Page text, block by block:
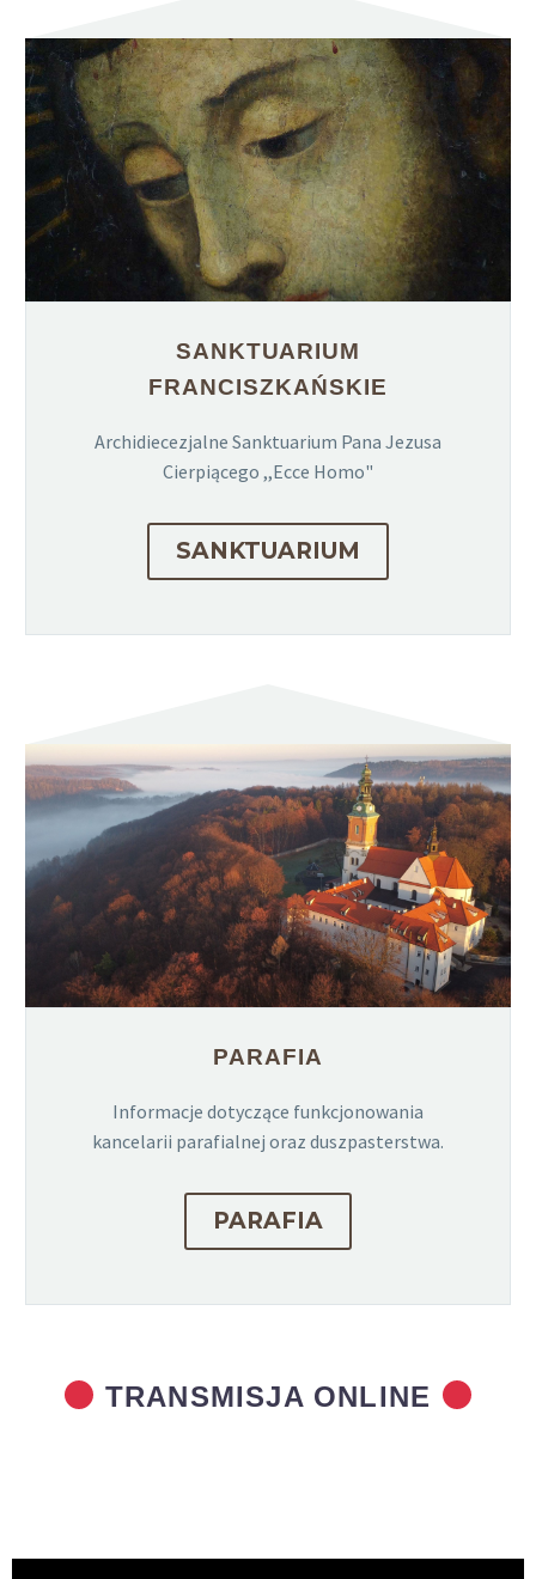
SANKTUARIUM
FRANCISZKAŃSKIE
Archidiecezjalne Sanktuarium Pana Jezusa
Cierpiącego ,,Ecce Homo"
SANKTUARIUM
PARAFIA
Informacje dotyczące funkcjonowania
kancelarii parafialnej oraz duszpasterstwa.
PARAFIA
TRANSMISJA ONLINE